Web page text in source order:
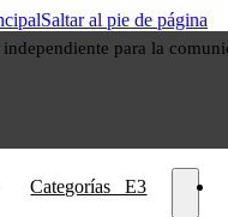
Saltar al pie de página
para la
Categorías⠀E3